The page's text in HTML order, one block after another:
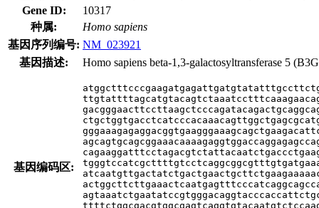
Gene ID:
10317
种属:
Homo sapiens
基因序列编号: NM_023921
基因描述:
Homo sapiens beta-1,3-galactosyltransferase 5
基因编码区: